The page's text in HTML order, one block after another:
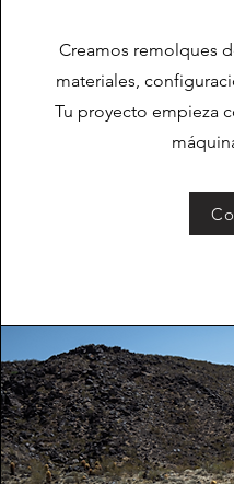
Creamos remolques
materiales,
Tu proyecto empieza